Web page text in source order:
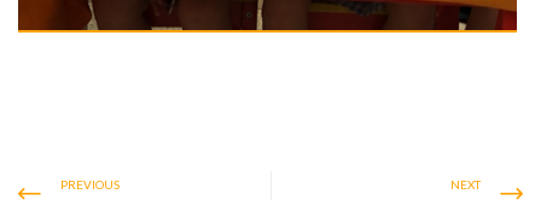
PREVIOUS NEXT